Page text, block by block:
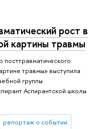
рост в
картины травмы
посттравматического
травмы» выступила
группы
Аспирантской школы
репортаж о событии